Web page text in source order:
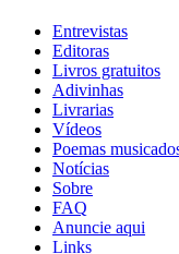
Entrevistas
Editoras
Livros gratuitos
Adivinhas
Livrarias
Vídeos
Poemas
Notícias
Sobre
FAQ
Anuncie aqui
Links